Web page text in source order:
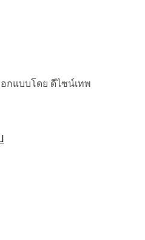
กแบบโดย ดีไซน์เทพ